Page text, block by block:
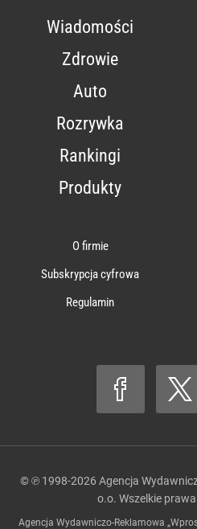
Wiadomości
Zdrowie
Auto
Rozrywka
Rankingi
Produkty
O firmie
Subskrypcja cyfrowa
Regulamin
© ℗ 1998-2026 Agencja
o.o. Wszelkie
Agencja Wydawniczo-Reklamowa